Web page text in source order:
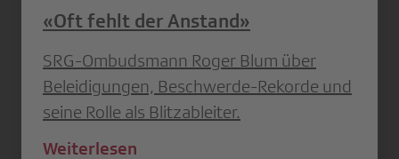
«Oft fehlt der Anstand»
SRG-Ombudsmann Roger Blum über
Beleidigungen, Beschwerde-Rekorde und
seine Rolle als Blitzableiter.
Weiterlesen